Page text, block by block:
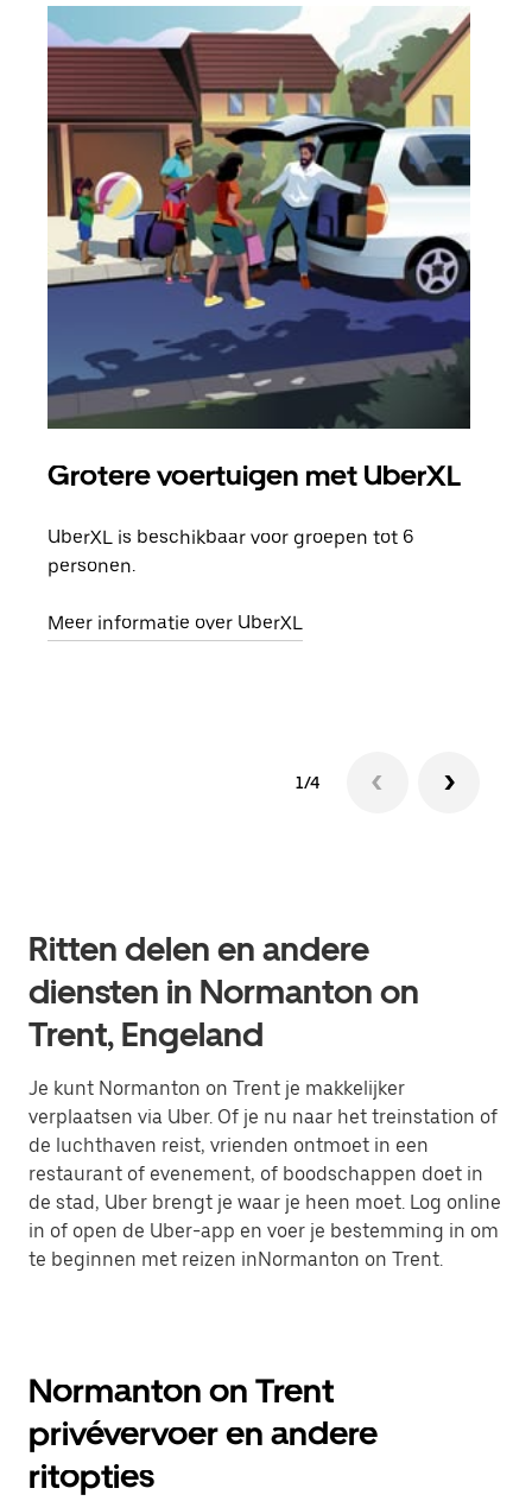
Grotere voertuigen met UberXL
UberXL is beschikbaar voor groepen tot 6
personen.
Meer informatie over UberXL
1/4
Ritten delen en andere
diensten in Normanton on
Trent, Engeland
Je kunt Normanton on Trent je makkelijker
verplaatsen via Uber. Of je nu naar het treinstation of
de luchthaven reist, vrienden ontmoet in een
restaurant of evenement, of boodschappen doet in
de stad, Uber brengt je waar je heen moet. Log online
in of open de Uber-app en voer je bestemming in om
te beginnen met reizen inNormanton on Trent.
Normanton on Trent
privévervoer en andere
ritopties